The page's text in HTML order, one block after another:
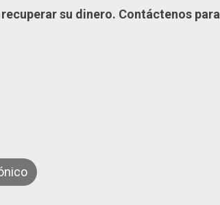
su dinero. Contáctenos para